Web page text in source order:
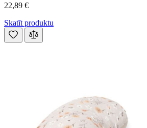
22,89 €
Skatīt produktu